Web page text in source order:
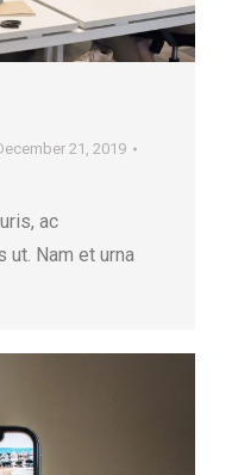
21, 2019
ac
ut. Nam et urna